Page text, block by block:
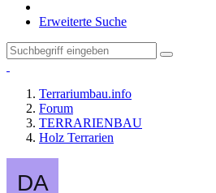
Erweiterte Suche
Terrariumbau.info
Forum
TERRARIENBAU
Holz Terrarien